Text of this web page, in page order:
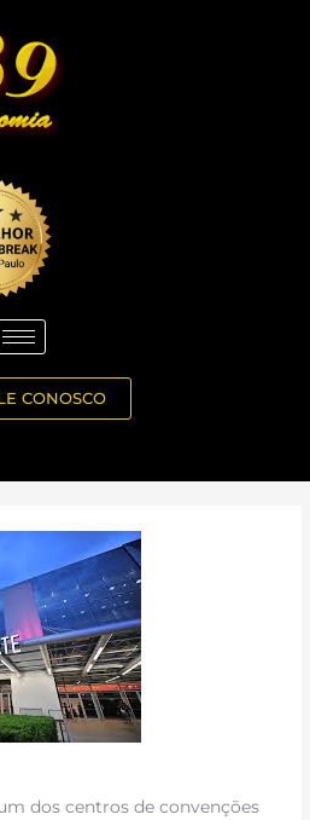
CONOSCO
dos centros de convenções